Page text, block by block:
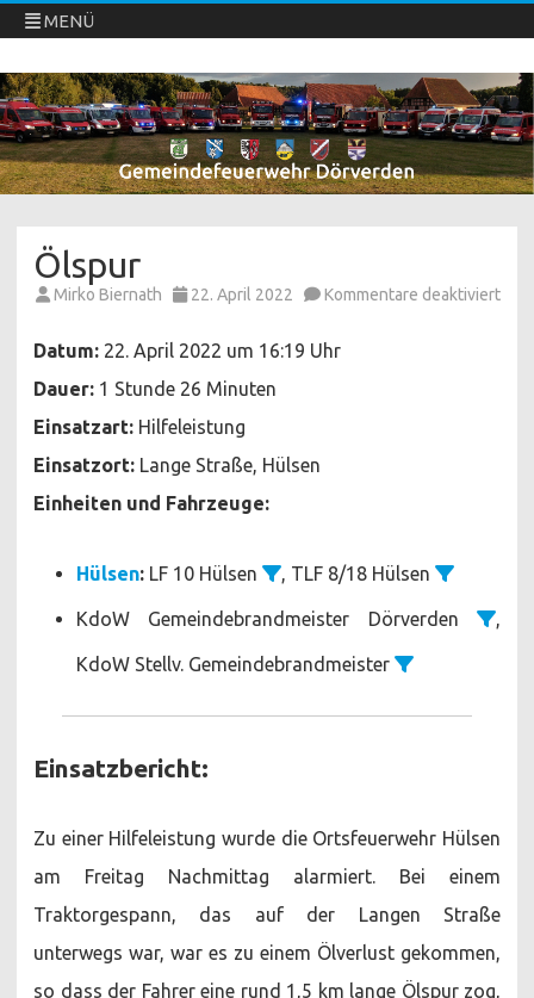
MENÜ
Freiwillige Feuerwehren Dörverden
Direkt
zum
Inhalt
springen
Ölspur
Mirko Biernath 22. April 2022 Kommentare deaktiviertfür
Datum: 22. April 2022 um 16:19 Uhr
Dauer: 1 Stunde 26 Minuten
Einsatzart: Hilfeleistung
Einsatzort: Lange Straße, Hülsen
Einheiten und Fahrzeuge:
Hülsen: LF 10 Hülsen , TLF 8/18 Hülsen
KdoW Gemeindebrandmeister Dörverden
KdoW Stellv. Gemeindebrandmeister
Einsatzbericht:
Zu einer Hilfeleistung wurde die Ortsfeuerwehr Hülsen
am Freitag Nachmittag alarmiert. Bei einem
Traktorgespann, das auf der Langen Straße
unterwegs war, war es zu einem Ölverlust gekommen,
so dass der Fahrer eine rund 1,5 km lange Ölspur zog,